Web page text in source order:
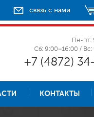
связь с нами
Пн-пт:
Сб: 9:00–16:00 / Вс:
+7 (4872)
КОНТАКТЫ